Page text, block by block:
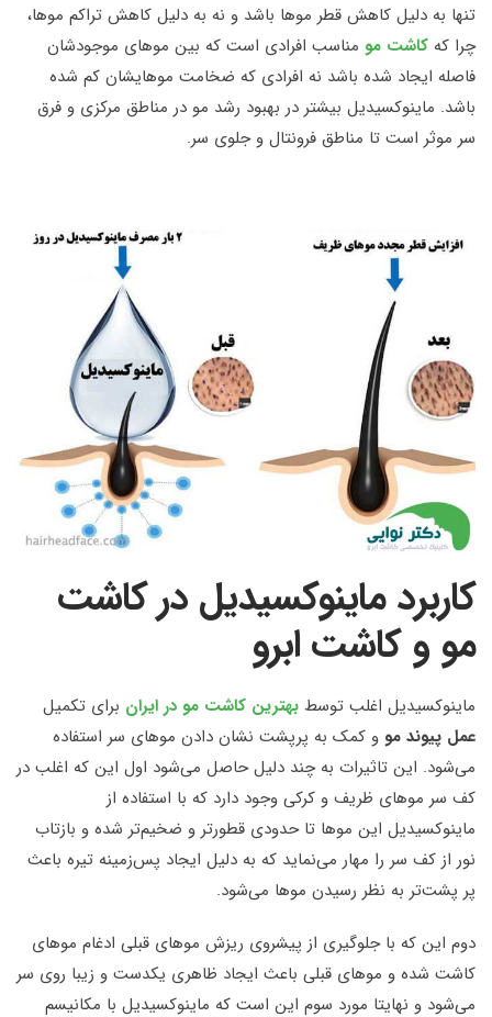
تنها به دلیل کاهش قطر موها باشد و نه به دلیل کاهش تراکم موها،
چرا که کاشت مو مناسب افرادی است که بین موهای موجودشان
فاصله ایجاد شده باشد نه افرادی که ضخامت موهایشان کم شده
باشد. ماینوکسیدیل بیشتر در بهبود رشد مو در مناطق مرکزی و فرق
سر موثر است تا مناطق فرونتال و جلوی سر.
کاربرد ماینوکسیدیل در کاشت
مو و کاشت ابرو
ماینوکسیدیل اغلب توسط بهترین کاشت مو در ایران برای تکمیل
عمل پیوند مو و كمک به پرپشت نشان دادن موهای سر استفاده
می‌شود. این تاثیرات به چند دلیل حاصل می‌شود اول این که اغلب در
کف سر موهای ظریف و کرکی وجود دارد که با استفاده از
ماینوکسیدیل این موها تا حدودی قطورتر و ضخیم‌تر شده و بازتاب
نور از کف سر را مهار می‌نماید که به دلیل ایجاد پس‌زمینه تیره باعث
پر پشت‌تر به نظر رسیدن موها می‌شود.
دوم این که با جلوگیری از پیشروی ریزش موهای قبلی ادغام موهای
کاشت شده و موهای قبلی باعث ایجاد ظاهری یکدست و زیبا روی سر
می‌شود و نهایتا مورد سوم این است که ماینوکسیدیل با مکانیسم